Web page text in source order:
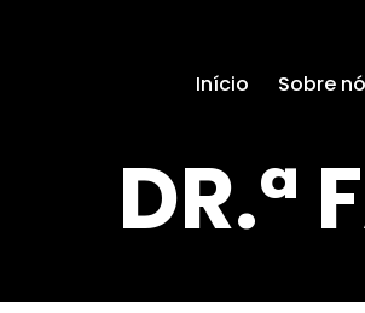
Início Sobre
DR.ª